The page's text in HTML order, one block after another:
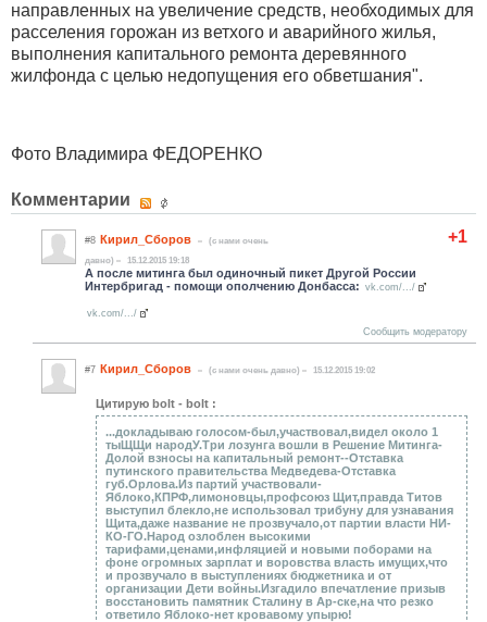
направленных на увеличение средств, необходимых для
расселения горожан из ветхого и аварийного жилья,
выполнения капитального ремонта деревянного
жилфонда с целью недопущения его обветшания".
Фото Владимира ФЕДОРЕНКО
Комментарии
+1
#8 Кирил_Сборов
(c нами очень
давно)
15.12.2015 19:18
А после митинга был одиночный пикет Другой России
Интербригад - помощи ополчению Донбасса: vk.com/.../
vk.com/.../
Сообщить модератору
#7 Кирил_Сборов (c нами очень давно) 15.12.2015 19:02
Цитирую bolt - bolt :
...докладываю голосом-был,участвовал,видел около 1
тыЩЩи народУ.Три лозунга вошли в Решение Митинга-
Долой взносы на капитальный ремонт--Отставка
путинского правительства Медведева-Отставка
губ.Орлова.Из партий участвовали-
Яблоко,КПРФ,лимоновцы,профсоюз Щит,правда Титов
выступил блекло,не использовал трибуну для узнавания
Щита,даже название не прозвучало,от партии власти НИ-
КО-ГО.Народ озлоблен высокими
тарифами,ценами,инфляцией и новыми поборами на
фоне огромных зарплат и воровства власть имущих,что
и прозвучало в выступлениях бюджетника и от
организации Дети войны.Изгадило впечатление призыв
восстановить памятник Сталину в Ар-ске,на что резко
ответило Яблоко-нет кровавому упырю!